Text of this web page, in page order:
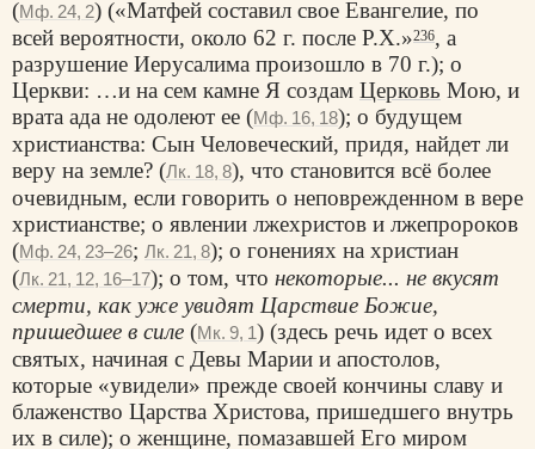
(Мф. 24, 2) («Матфей составил свое Евангелие, по
всей вероятности, около 62 г. после Р.Х.»236, а
разрушение Иерусалима произошло в 70 г.); о
Церкви: …и на сем камне Я создам Церковь Мою, и
врата ада не одолеют ее (Мф. 16, 18); о будущем
христианства: Сын Человеческий, придя, найдет ли
веру на земле? (Лк. 18, 8), что становится всё более
очевидным, если говорить о неповрежденном в вере
христианстве; о явлении лжехристов и лжепророков
(Мф. 24, 23–26; Лк. 21, 8); о гонениях на христиан
(Лк. 21, 12, 16–17); о том, что некоторые... не вкусят
смерти, как уже увидят Царствие Божие,
пришедшее в силе (Мк. 9, 1) (здесь речь идет о всех
святых, начиная с Девы Марии и апостолов,
которые «увидели» прежде своей кончины славу и
блаженство Царства Христова, пришедшего внутрь
их в силе); о женщине, помазавшей Его миром